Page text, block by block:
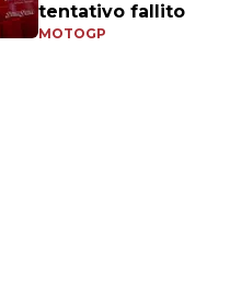
tentativo fallito
MOTOGP